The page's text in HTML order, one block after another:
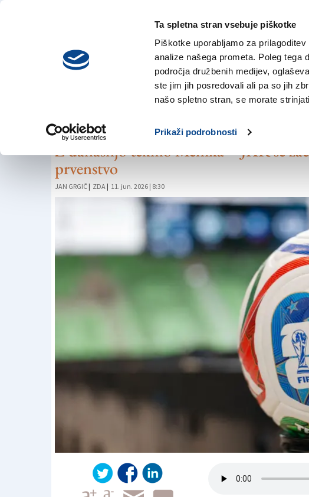
Ta spletna stran vsebuje piškotke
Piškotke uporabljamo za
analize našega prometa. Poleg tega
področja družbenih medijev,
ste jim jih posredovali ali pa so jih
našo spletno stran, se morate
Prikaži podrobnosti
sobota,
8. avgusta 2026
NOVICE
V lov na svetovno
Z današnjo tekmo Mehika – JAR se
prvenstvo
JAN GRGIČ | ZDA | 11. jun. 2026 | 8:30